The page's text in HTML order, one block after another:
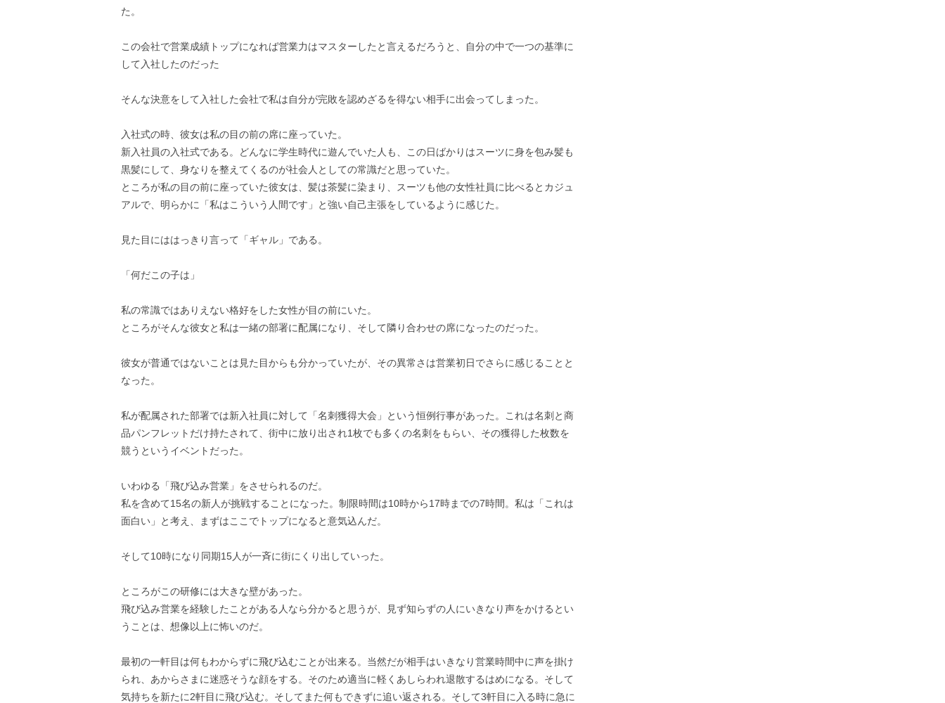
た。
この会社で営業成績トップになれば営業力はマスターしたと言えるだろうと、自分の中で一つの基準に
して入社したのだった
そんな決意をして入社した会社で私は自分が完敗を認めざるを得ない相手に出会ってしまった。
入社式の時、彼女は私の目の前の席に座っていた。
新入社員の入社式である。どんなに学生時代に遊んでいた人も、この日ばかりはスーツに身を包み髪も
黒髪にして、身なりを整えてくるのが社会人としての常識だと思っていた。
ところが私の目の前に座っていた彼女は、髪は茶髪に染まり、スーツも他の女性社員に比べるとカジュ
アルで、明らかに「私はこういう人間です」と強い自己主張をしているように感じた。
見た目にははっきり言って「ギャル」である。
「何だこの子は」
私の常識ではありえない格好をした女性が目の前にいた。
ところがそんな彼女と私は一緒の部署に配属になり、そして隣り合わせの席になったのだった。
彼女が普通ではないことは見た目からも分かっていたが、その異常さは営業初日でさらに感じることと
なった。
私が配属された部署では新入社員に対して「名刺獲得大会」という恒例行事があった。これは名刺と商
品パンフレットだけ持たされて、街中に放り出され1枚でも多くの名刺をもらい、その獲得した枚数を
競うというイベントだった。
いわゆる「飛び込み営業」をさせられるのだ。
私を含めて15名の新人が挑戦することになった。制限時間は10時から17時までの7時間。私は「これは
面白い」と考え、まずはここでトップになると意気込んだ。
そして10時になり同期15人が一斉に街にくり出していった。
ところがこの研修には大きな壁があった。
飛び込み営業を経験したことがある人なら分かると思うが、見ず知らずの人にいきなり声をかけるとい
うことは、想像以上に怖いのだ。
最初の一軒目は何もわからずに飛び込むことが出来る。当然だが相手はいきなり営業時間中に声を掛け
られ、あからさまに迷惑そうな顔をする。そのため適当に軽くあしらわれ退散するはめになる。そして
気持ちを新たに2軒目に飛び込む。そしてまた何もできずに追い返される。そして3軒目に入る時に急に